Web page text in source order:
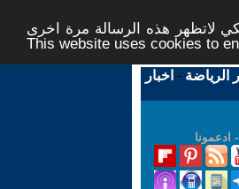
لاتظهر هذه الرسالة مرة اخرى -
This website uses cookies to
الرياضة - اخبار
- ادعمونا